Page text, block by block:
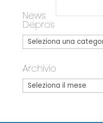
News
Depros
Archivio